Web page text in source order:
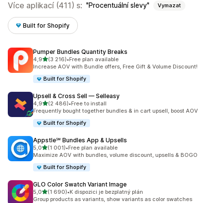
Více aplikací (411) s: Procentuální slevy Vymazat
Built for Shopify
Pumper Bundles Quantity Breaks
4,9z 5 hvězd
(3 216)
Celkový počet recenzí: 3216
•Free plan available
Increase AOV with Bundle offers, Free Gift & Volume Discount!
Built for Shopify
Upsell & Cross Sell — Selleasy
4,9z 5 hvězd
(2 486)
Celkový počet recenzí: 2486
•Free to install
Frequently bought together bundles & in cart upsell, boost AOV
Built for Shopify
Appstle℠ Bundles App & Upsells
5,0z 5 hvězd
(1 001)
Celkový počet recenzí: 1001
•Free plan available
Maximize AOV with bundles, volume discount, upsells & BOGO
Built for Shopify
GLO Color Swatch Variant Image
5,0z 5 hvězd
(1 690)
Celkový počet recenzí: 1690
•K dispozici je bezplatný plán
Group products as variants, show variants as color swatches